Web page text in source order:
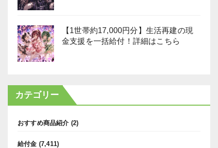
【1世帯約17,000円分】生活再建の現
金支援を一括給付！詳細はこちら
カテゴリー
おすすめ商品紹介 (2)
給付金 (7,411)